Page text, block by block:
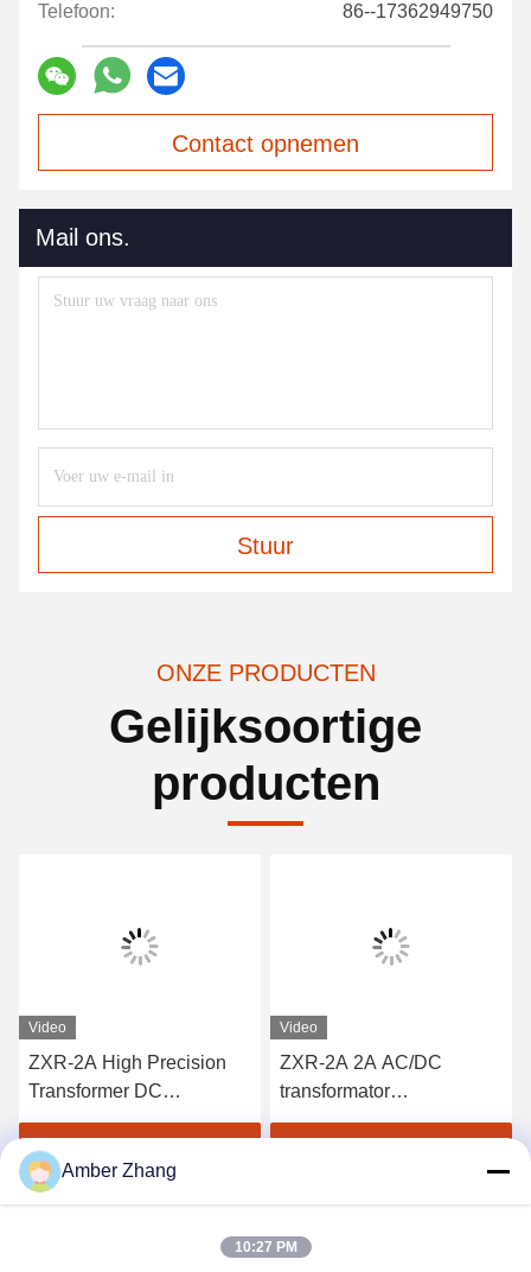
Telefoon: 86--17362949750
Contact opnemen
Mail ons.
Stuur
ONZE PRODUCTEN
Gelijksoortige
producten
Video
ZXR-2A High Precision
Transformer DC
weerstandstestset 1mΩ -
2kΩ meetbereik
Video
ZXR-2A 2A AC/DC
transformator
testapparatuur Inductieve
Amber Zhang
10:27 PM